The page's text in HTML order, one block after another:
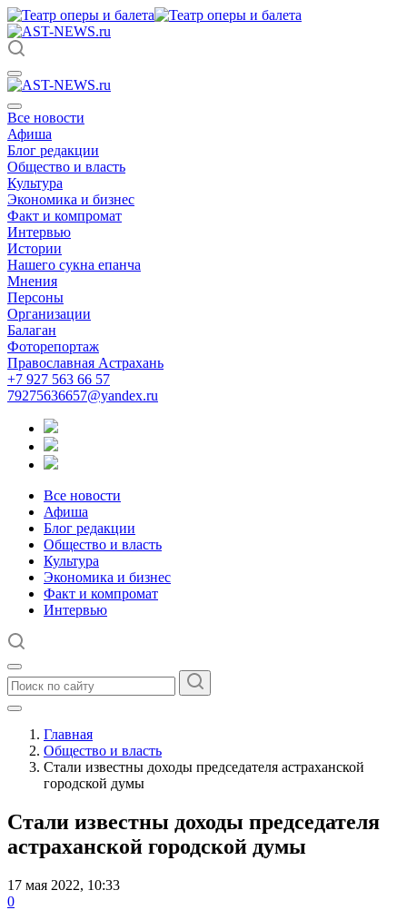
Все новости
Афиша
Блог редакции
Общество и власть
Культура
Экономика и бизнес
Факт и компромат
Интервью
Истории
Нашего сукна епанча
Мнения
Персоны
Организации
Балаган
Фоторепортаж
Православная Астрахань
+7 927 563 66 57
79275636657@yandex.ru
Все новости
Афиша
Блог редакции
Общество и власть
Культура
Экономика и бизнес
Факт и компромат
Интервью
Главная
Общество и власть
Стали известны доходы председателя астраханской
городской думы
Стали известны доходы председателя
астраханской городской думы
17 мая 2022, 10:33
0